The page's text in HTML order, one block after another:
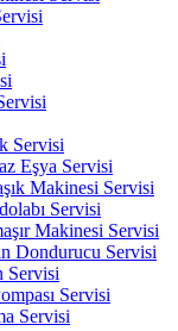
Servisi
Eşya Servisi
Makinesi Servisi
Servisi
Makinesi Servisi
Dondurucu Servisi
Servisi
Servisi
Servisi